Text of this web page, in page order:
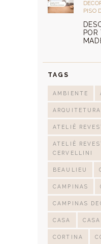
PISO
TAGS
AMBIENTE
ARQUITETURA
ATELIÊ
ATELIÊ
CERVELLINI
BEAULIEU
CAMPINAS
CAMPINAS
CASA
CORTINA